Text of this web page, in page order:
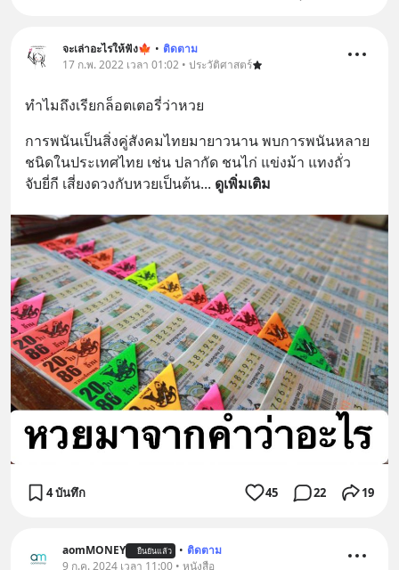
จะเล่าอะไรให้ฟัง🍁 • ติดตาม
17 ก.พ. 2022 เวลา 01:02 • ประวัติศาสตร์
ทำไมถึงเรียกล็อตเตอรี่ว่าหวย
การพนันเป็นสิ่งคู่สังคมไทยมายาวนาน พบการพนันหลาย
ชนิดในประเทศไทย เช่น ปลากัด ชนไก่ แข่งม้า แทงถั่ว
จับยี่กี เสี่ยงดวงกับหวยเป็นต้น... ดูเพิ่มเติม
4 บันทึก 45 22 19
aomMONEY ยืนยันแล้ว • ติดตาม
9 ก.ค. 2024 เวลา 11:00 • หนังสือ